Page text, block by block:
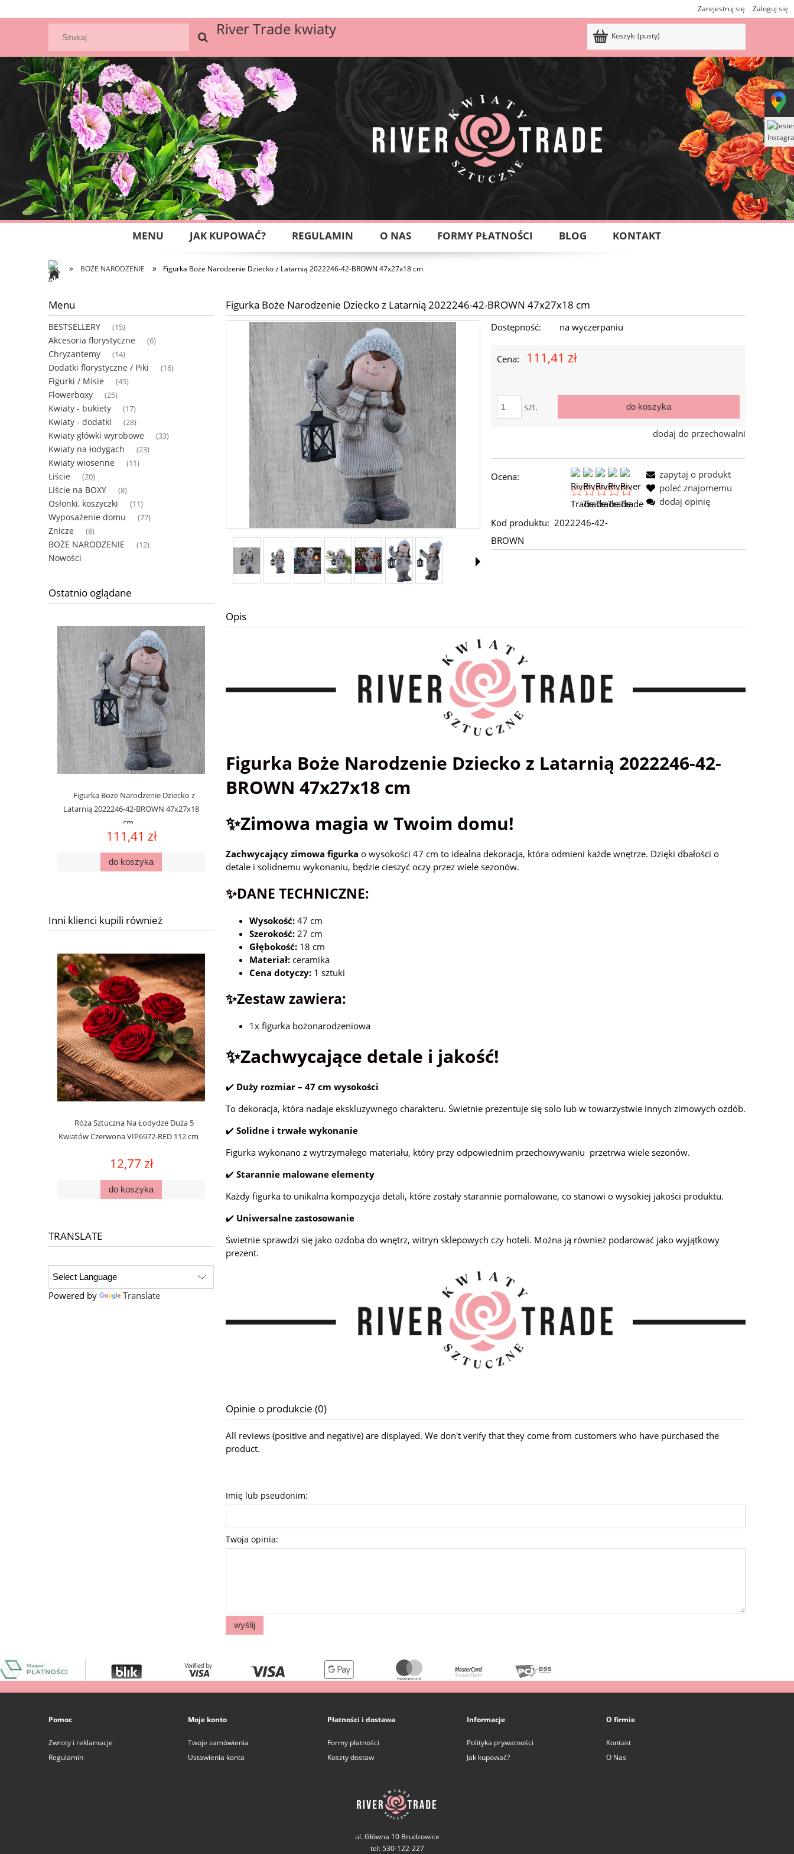
Zarejestruj się Zaloguj się
River Trade kwiaty Koszyk:(pusty)
MENU JAK KUPOWAĆ? REGULAMIN O NAS FORMY PŁATNOŚCI BLOG KONTAKT
» BOŻE NARODZENIE » Figurka Boże Narodzenie Dziecko z Latarnią 2022246-42-BROWN 47x27x18 cm
Menu
BESTSELLERY (15)
Akcesoria florystyczne (6)
Chryzantemy (14)
Dodatki florystyczne / Piki (16)
Figurki / Misie (45)
Flowerboxy (25)
Kwiaty - bukiety (17)
Kwiaty - dodatki (28)
Kwiaty główki wyrobowe (33)
Kwiaty na łodygach (23)
Kwiaty wiosenne (11)
Liście (20)
Liście na BOXY (8)
Osłonki, koszyczki (11)
Wyposażenie domu (77)
Znicze (8)
BOŻE NARODZENIE (12)
Nowości
Ostatnio oglądane
Figurka Boże Narodzenie Dziecko z
Latarnią 2022246-42-BROWN 47x27x18
cm
111,41 zł
do koszyka
Inni klienci kupili również
Róża Sztuczna Na Łodydze Duża 5
Kwiatów Czerwona VIP6972-RED 112 cm
12,77 zł
do koszyka
TRANSLATE
Powered by Translate
Figurka Boże Narodzenie Dziecko z Latarnią 2022246-42-BROWN 47x27x18 cm
Dostępność: na wyczerpaniu
Cena: 111,41 zł
szt. do koszyka
dodaj do przechowalni
Ocena:
Kod produktu: 2022246-42-
BROWN
zapytaj o produkt
poleć znajomemu
dodaj opinię
Opis
Figurka Boże Narodzenie Dziecko z Latarnią 2022246-42-
BROWN 47x27x18 cm
✨Zimowa magia w Twoim domu!
Zachwycający zimowa figurka o wysokości 47 cm to idealna dekoracja, która odmieni każde wnętrze. Dzięki dbałości o
detale i solidnemu wykonaniu, będzie cieszyć oczy przez wiele sezonów.
✨DANE TECHNICZNE:
Wysokość: 47 cm
Szerokość: 27 cm
Głębokość: 18 cm
Materiał: ceramika
Cena dotyczy: 1 sztuki
✨Zestaw zawiera:
1x figurka bożonarodzeniowa
✨Zachwycające detale i jakość!
✔️ Duży rozmiar – 47 cm wysokości
To dekoracja, która nadaje ekskluzywnego charakteru. Świetnie prezentuje się solo lub w towarzystwie innych zimowych ozdób.
✔️ Solidne i trwałe wykonanie
Figurka wykonano z wytrzymałego materiału, który przy odpowiednim przechowywaniu przetrwa wiele sezonów.
✔️ Starannie malowane elementy
Każdy figurka to unikalna kompozycja detali, które zostały starannie pomalowane, co stanowi o wysokiej jakości produktu.
✔️ Uniwersalne zastosowanie
Świetnie sprawdzi się jako ozdoba do wnętrz, witryn sklepowych czy hoteli. Można ją również podarować jako wyjątkowy
prezent.
Opinie o produkcie (0)
All reviews (positive and negative) are displayed. We don't verify that they come from customers who have purchased the
product.
Imię lub pseudonim:
Twoja opinia:
wyślij
Pomoc
Zwroty i reklamacje
Regulamin
Moje konto
Twoje zamówienia
Ustawienia konta
Płatności i dostawa
Formy płatności
Koszty dostaw
Informacje
Polityka prywatności
Jak kupować?
O firmie
Kontakt
O Nas
ul. Główna 10 Brudzowice
tel: 530-122-227